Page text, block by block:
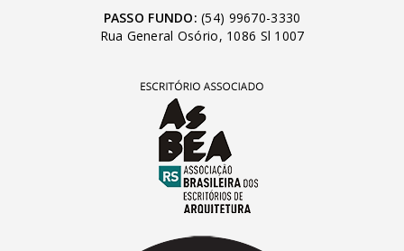
PASSO FUNDO: (54) 99670-3330
Rua General Osório, 1086 Sl 1007